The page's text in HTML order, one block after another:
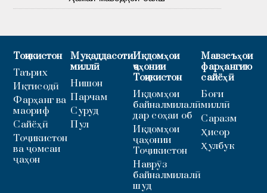
Тоҷикистон
Таърих
Иқтисодӣ
Фарҳанг ва
маориф
Сайёҳӣ
Тоҷикистон
ва ҷомеаи
ҷаҳон
Муқаддасоти
миллӣ
Нишон
Парчам
Суруд
Пул
Иқдомҳои
ҷаҳонии
Тоҷикистон
Иқдомҳои
байналмилалӣ
дар соҳаи об
Иқдомҳои
ҷаҳонии
Тоҷикистон
Наврӯз
байналмилалӣ
шуд
Мавзеъҳои
фарҳангию
сайёҳӣ
Боғи
миллӣ
Саразм
Ҳисор
Ҳулбук